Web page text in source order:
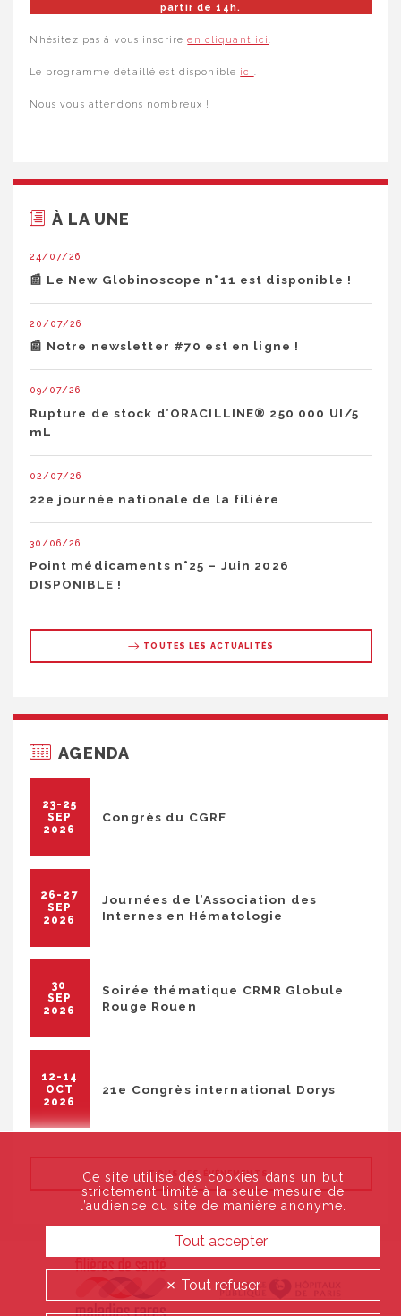
partir de 14h.
N’hésitez pas à vous inscrireen cliquant ici
Le programme détaillé est disponible ici
Nous vous attendons nombreux !
À LA UNE
24/07/26
📰 Le New Globinoscope n°11 est disponible !
20/07/26
📰 Notre newsletter #70 est en ligne !
09/07/26
Rupture de stock d’ORACILLINE® 250 000 UI/5
mL
02/07/26
22e journée nationale de la filière
30/06/26
Point médicaments n°25 – Juin 2026
DISPONIBLE !
TOUTES LES ACTUALITÉS
AGENDA
23-25
SEP
2026
Congrès du CGRF
26-27
SEP
2026
Journées de l’Association des
Internes en Hématologie
30
SEP
2026
Soirée thématique CRMR Globule
Rouge Rouen
12-14
OCT
2026
21e Congrès international Dorys
TOUS LES ÉVÉNEMENTS
Ce site utilise des cookies dans un but
strictement limité à la seule mesure de
l’audience du site de manière anonyme.
Tout accepter
Tout refuser